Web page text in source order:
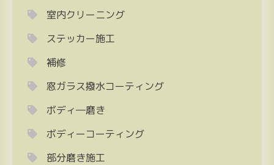
室内クリーニング
ステッカー施工
補修
窓ガラス撥水コーティング
ボディ―磨き
ボディーコーティング
部分磨き施工